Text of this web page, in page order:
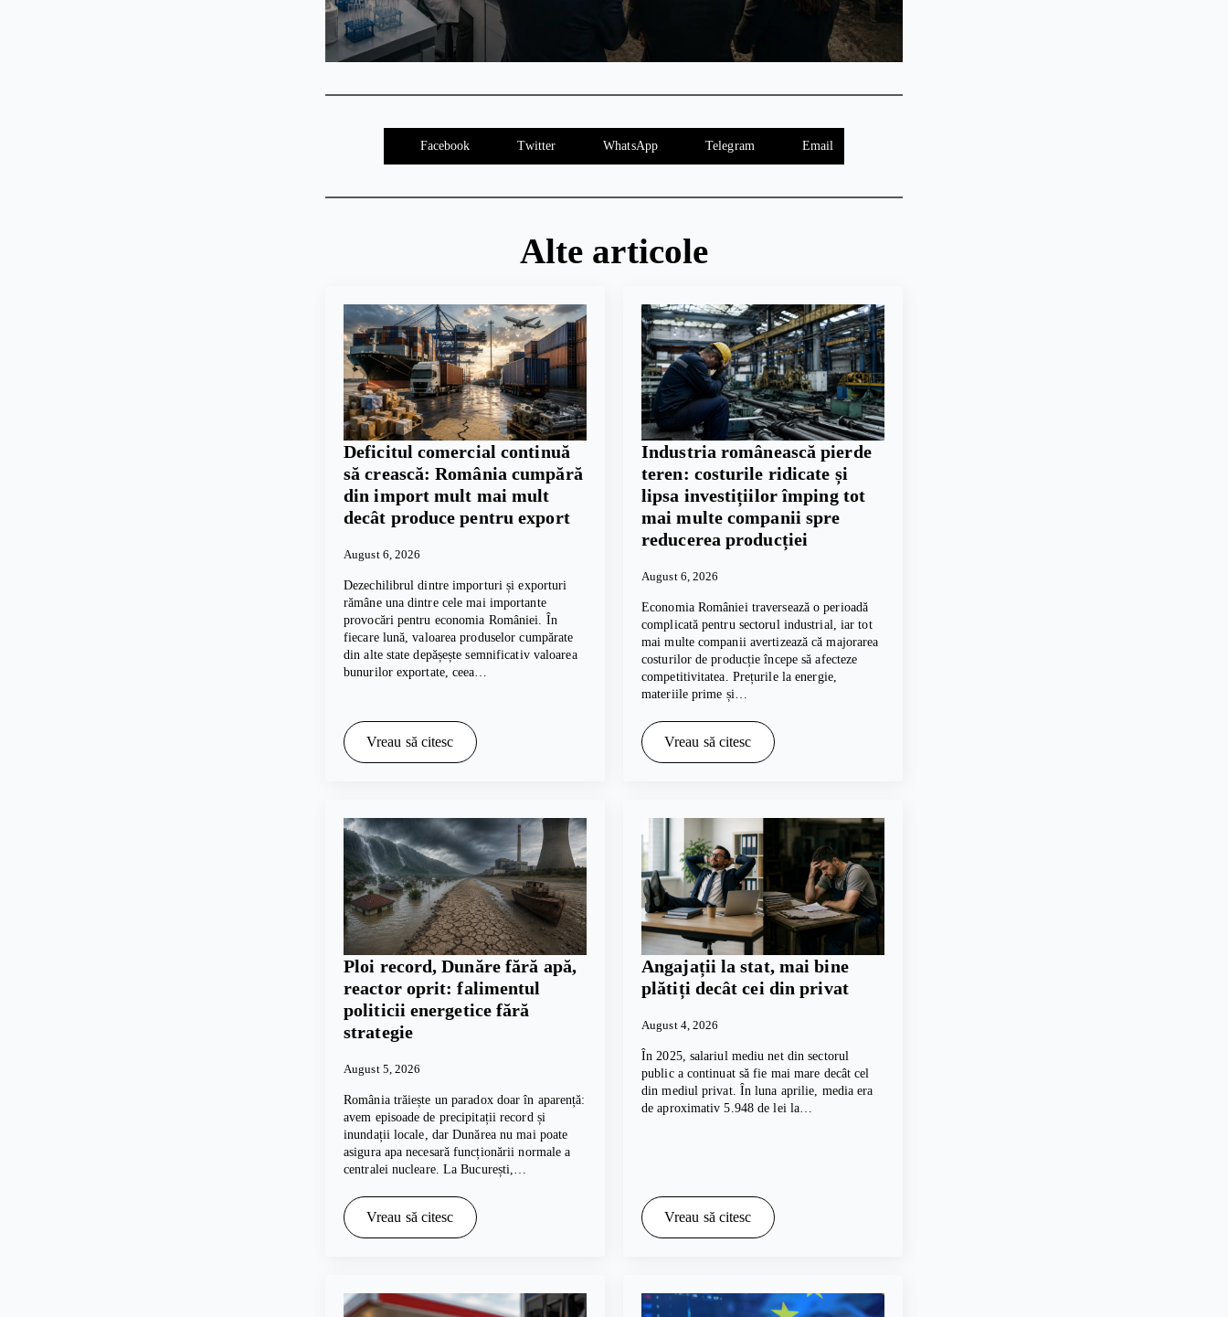
Facebook Twitter WhatsApp Telegram Email
Alte articole
Deficitul comercial continuă
să crească: România cumpără
din import mult mai mult
decât produce pentru export
August 6, 2026
Dezechilibrul dintre importuri și exporturi
rămâne una dintre cele mai importante
provocări pentru economia României. În
fiecare lună, valoarea produselor cumpărate
din alte state depășește semnificativ valoarea
bunurilor exportate, ceea…
Vreau să citesc
Industria românească pierde
teren: costurile ridicate și
lipsa investițiilor împing tot
mai multe companii spre
reducerea producției
August 6, 2026
Economia României traversează o perioadă
complicată pentru sectorul industrial, iar tot
mai multe companii avertizează că majorarea
costurilor de producție începe să afecteze
competitivitatea. Prețurile la energie,
materiile prime și…
Vreau să citesc
Ploi record, Dunăre fără apă,
reactor oprit: falimentul
politicii energetice fără
strategie
August 5, 2026
România trăiește un paradox doar în aparență:
avem episoade de precipitații record și
inundații locale, dar Dunărea nu mai poate
asigura apa necesară funcționării normale a
centralei nucleare. La București,…
Vreau să citesc
Angajații la stat, mai bine
plătiți decât cei din privat
August 4, 2026
În 2025, salariul mediu net din sectorul
public a continuat să fie mai mare decât cel
din mediul privat. În luna aprilie, media era
de aproximativ 5.948 de lei la…
Vreau să citesc